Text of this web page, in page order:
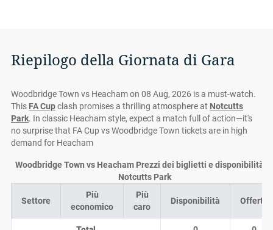
Riepilogo della Giornata di Gara
Woodbridge Town vs Heacham on 08 Aug, 2026 is a must-watch.
This FA Cupclash promises a thrilling atmosphere at Notcutts
Park. In classic Heacham style, expect a match full of action—it's
no surprise that FA Cup vs Woodbridge Town tickets are in high
demand for Heacham
Settore
Più
economico
Più
caro
Disponibilità Offerte
Woodbridge Town vs Heacham Prezzi dei biglietti e disponibilità
Notcutts Park